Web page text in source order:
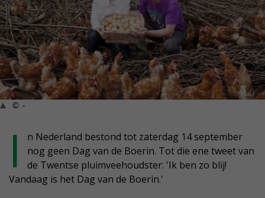
© -
I
n Nederland bestond tot zaterdag 14 september
nog geen Dag van de Boerin. Tot die ene tweet van
de Twentse pluimveehoudster: 'Ik ben zo blij!
Vandaag is het Dag van de Boerin.'